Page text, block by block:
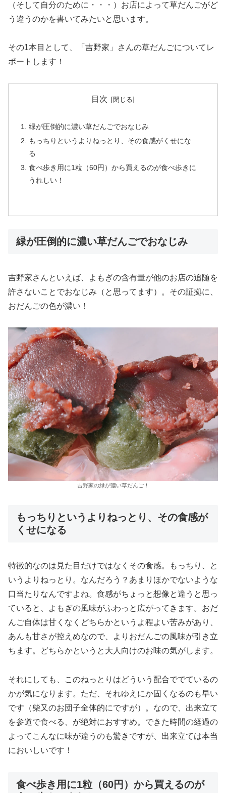
（そして自分のために・・・）お店によって草だんごがど
う違うのかを書いてみたいと思います。
その1本目として、「吉野家」さんの草だんごについてレ
ポートします！
目次
緑が圧倒的に濃い草だんごでおなじみ
もっちりというよりねっとり、その食感がくせにな
る
食べ歩き用に1粒（60円）から買えるのが食べ歩きに
うれしい！
緑が圧倒的に濃い草だんごでおなじみ
吉野家さんといえば、よもぎの含有量が他のお店の追随を
許さないことでおなじみ（と思ってます）。その証拠に、
おだんごの色が濃い！
吉野家の緑が濃い草だんご！
もっちりというよりねっとり、その食感が
くせになる
特徴的なのは見た目だけではなくその食感。もっちり、と
いうよりねっとり。なんだろう？あまりほかでないような
口当たりなんですよね。食感がちょっと想像と違うと思っ
ていると、よもぎの風味がふわっと広がってきます。おだ
んご自体は甘くなくどちらかというよ程よい苦みがあり、
あんも甘さが控えめなので、よりおだんごの風味が引き立
ちます。どちらかというと大人向けのお味の気がします。
それにしても、このねっとりはどういう配合ででているの
かが気になります。ただ、それゆえにか固くなるのも早い
です（柴又のお団子全体的にですが）。なので、出来立て
を参道で食べる、が絶対におすすめ。できた時間の経過の
よってこんなに味が違うのも驚きですが、出来立ては本当
においしいです！
食べ歩き用に1粒（60円）から買えるのが